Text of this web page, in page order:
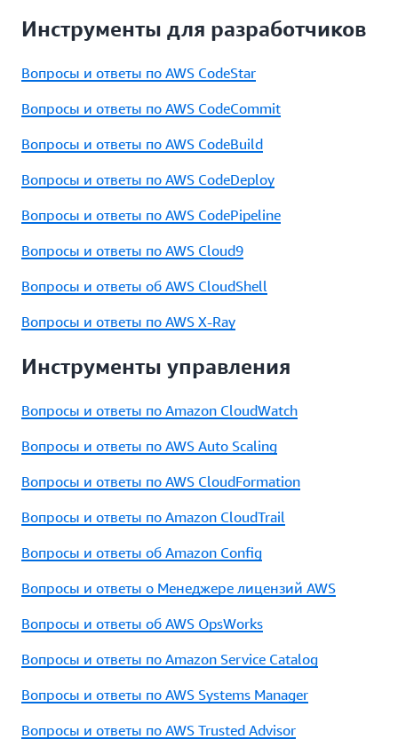
Инструменты для разработчиков
Вопросы и ответы по AWS CodeStar
Вопросы и ответы по AWS CodeCommit
Вопросы и ответы по AWS CodeBuild
Вопросы и ответы по AWS CodeDeploy
Вопросы и ответы по AWS CodePipeline
Вопросы и ответы по AWS Cloud9
Вопросы и ответы об AWS CloudShell
Вопросы и ответы по AWS X‑Ray
Инструменты управления
Вопросы и ответы по Amazon CloudWatch
Вопросы и ответы по AWS Auto Scaling
Вопросы и ответы по AWS CloudFormation
Вопросы и ответы по Amazon CloudTrail
Вопросы и ответы об Amazon Config
Вопросы и ответы о Менеджере лицензий AWS
Вопросы и ответы об AWS OpsWorks
Вопросы и ответы по Amazon Service Catalog
Вопросы и ответы по AWS Systems Manager
Вопросы и ответы по AWS Trusted Advisor